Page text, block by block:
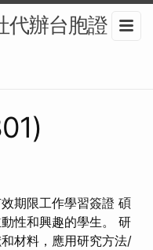
代辦台胞證，
期限工作學習簽證 碩
性和興趣的學生。 研
材料，應用研究方法/